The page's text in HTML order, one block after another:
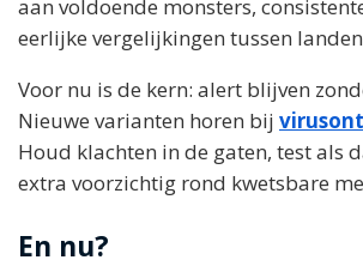
aan voldoende monsters,
eerlijke vergelijkingen tussen
Voor nu is de kern: alert blijven
Nieuwe varianten horen bij
Houd klachten in de gaten, test als
extra voorzichtig rond kwetsbare
En nu?